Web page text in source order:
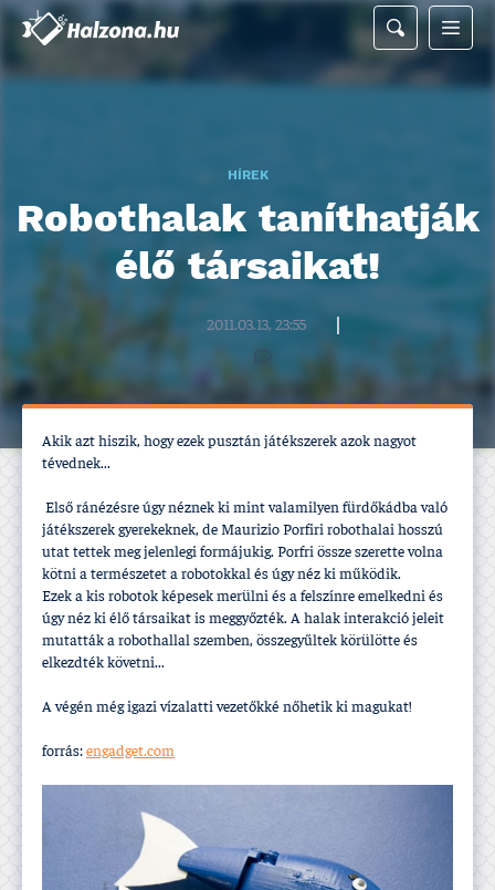
HÍREK
Robothalak taní­thatják
élő társaikat!
2011.03.13, 23:55
Akik azt hiszik, hogy ezek pusztán játékszerek azok nagyot
tévednek...
Első ránézésre úgy néznek ki mint valamilyen fürdőkádba való
játékszerek gyerekeknek, de Maurizio Porfiri robothalai hosszú
utat tettek meg jelenlegi formájukig. Porfri össze szerette volna
kötni a természetet a robotokkal és úgy néz ki működik.
Ezek a kis robotok képesek merülni és a felszí­nre emelkedni és
úgy néz ki élő társaikat is meggyőzték. A halak interakció jeleit
mutatták a robothallal szemben, összegyűltek körülötte és
elkezdték követni...
A végén még igazi ví­zalatti vezetőkké nőhetik ki magukat!
forrás: engadget.com